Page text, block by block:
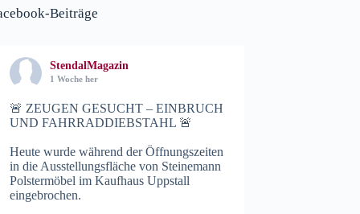
Beiträge
StendalMagazin
1 Woche her
🚨 ZEUGEN GESUCHT – EINBRUCH
UND FAHRRADDIEBSTAHL 🚨
Heute wurde während der Öffnungszeiten
in die Ausstellungsfläche von Steinemann
Polstermöbel im Kaufhaus Uppstall
eingebrochen.